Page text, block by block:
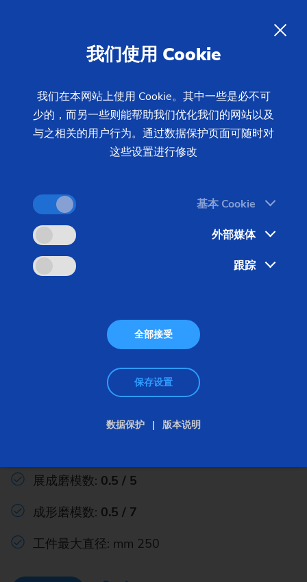
产品 & 服务 机床 制齿机床
磨齿机
连续展成磨齿机
G 250 HS
展成磨模数: 0.5 / 5
成形磨模数: 0.5 / 7
工件最大直径: mm 250
我们使用 Cookie
我们在本网站上使用 Cookie。其中一些是必不可
少的，而另一些则能帮助我们优化我们的网站以及
与之相关的用户行为。通过数据保护页面可随时对
这些设置进行修改
基本 Cookie
外部媒体
跟踪
全部接受
保存设置
数据保护 版本说明